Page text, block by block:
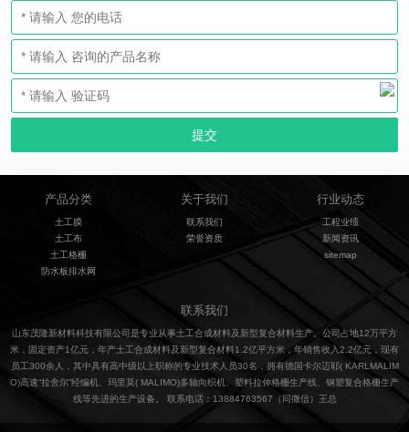
产品分类
土工膜
土工布
土工格栅
防水板排水网
关于我们
联系我们
荣誉资质
行业动态
工程业绩
新闻资讯
sitemap
联系我们
山东茂隆新材料科技有限公司是专业从事土工合成材料及新型复合材料生产。公司占地12万平方
米，固定资产1亿元，年产土工合成材料及新型复合材料1.2亿平方米，年销售收入2.2亿元，现有
员工300余人，其中具有高中级以上职称的专业技术人员30名，拥有德国卡尔迈耶( KARLMALIM
O)高速“拉舍尔”经编机、玛里莫( MALIMO)多轴向织机、塑料拉伸格栅生产线、钢塑复合格栅生产
线等先进的生产设备。 联系电话：13884763567（同微信）王总